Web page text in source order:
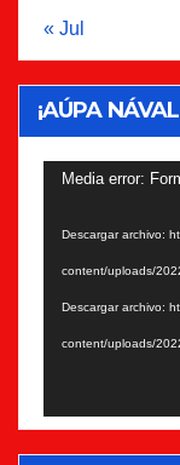
« Jul
¡AÚPA
Reproductor
Media error:
Descargar archivo:
content/uploads/
Descargar archivo:
content/uploads/